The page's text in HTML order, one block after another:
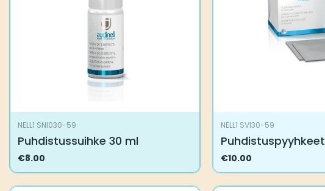
NELL1 SNI030-59
Puhdistussuihke 30 ml
€8.00
NELL1 SVI30-59
Puhdistuspyyhkeet
€10.00